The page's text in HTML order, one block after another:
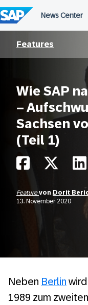
Features
Wie SAP
–
Sachsen
(Teil 1)
FeaturevonDorit
13. November 2020
Neben Berlin wird
1989 zum